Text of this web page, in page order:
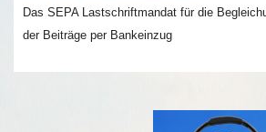
Das SEPA Lastschriftmandat für die
der Beiträge per Bankeinzug